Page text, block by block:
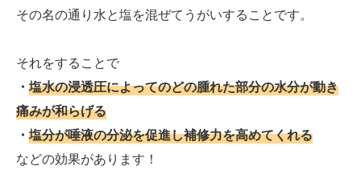
その名の通り水と塩を混ぜてうがいすることです。
それをすることで
・ 塩水の浸透圧によってのどの腫れた部分の水分が動き
痛みが和らげる
・ 塩分が唾液の分泌を促進し補修力を高めてくれる
などの効果があります！